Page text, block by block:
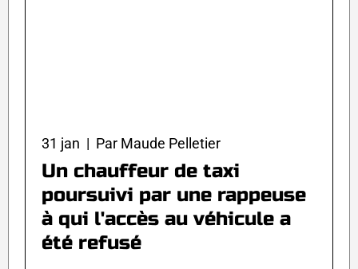
31 jan | Par Maude Pelletier
Un chauffeur de taxi
poursuivi par une rappeuse
à qui l'accès au véhicule a
été refusé